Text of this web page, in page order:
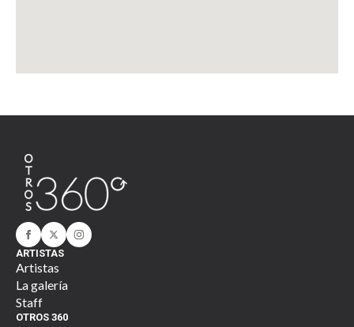
ARTISTAS
Artistas
La galería
Staff
OTROS 360